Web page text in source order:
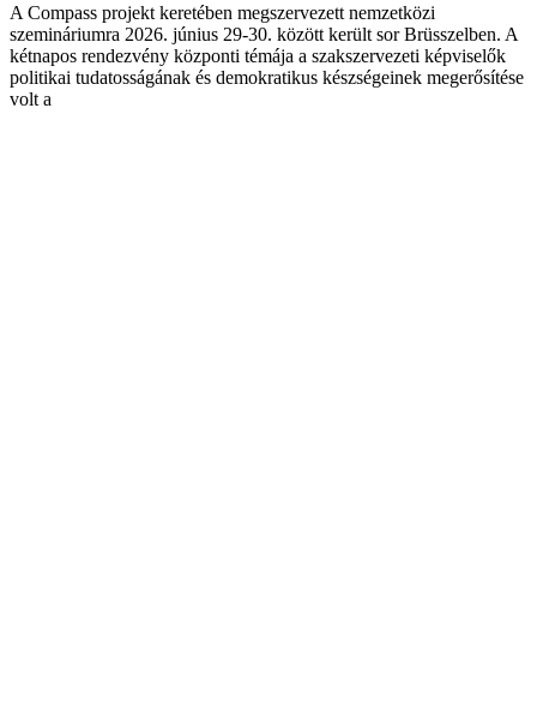
A Compass projekt keretében megszervezett nemzetközi
szemináriumra 2026. június 29-30. között került sor Brüsszelben. A
kétnapos rendezvény központi témája a szakszervezeti képviselők
politikai tudatosságának és demokratikus készségeinek megerősítése
volt a